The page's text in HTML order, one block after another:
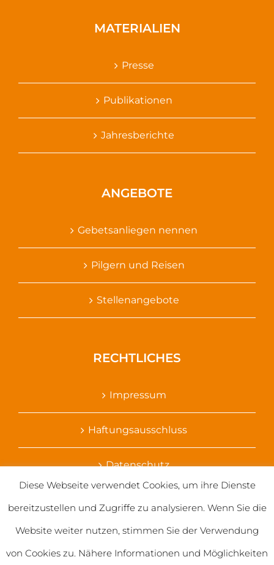
MATERIALIEN
Presse
Publikationen
Jahresberichte
ANGEBOTE
Gebetsanliegen nennen
Pilgern und Reisen
Stellenangebote
RECHTLICHES
Impressum
Haftungsausschluss
Datenschutz
Diese Webseite verwendet Cookies, um ihre Dienste
bereitzustellen und Zugriffe zu analysieren. Wenn Sie die
Website weiter nutzen, stimmen Sie der Verwendung
von Cookies zu. Nähere Informationen und Möglichkeiten